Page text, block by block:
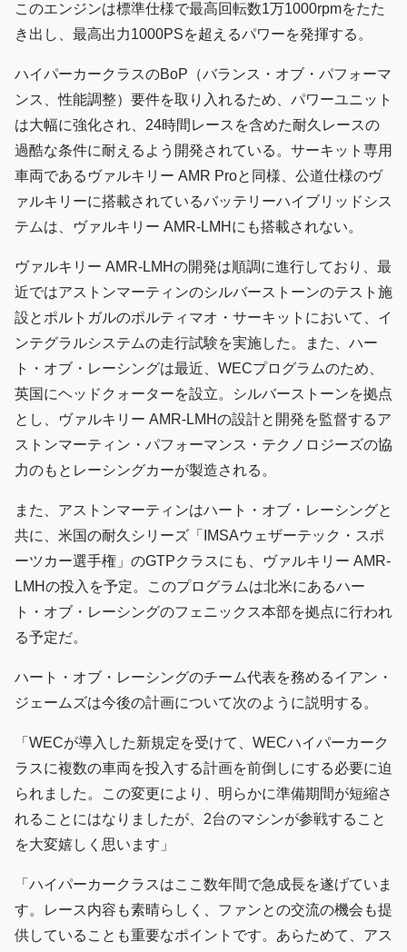
このエンジンは標準仕様で最高回転数1万1000rpmをたた
き出し、最高出力1000PSを超えるパワーを発揮する。
ハイパーカークラスのBoP（バランス・オブ・パフォーマ
ンス、性能調整）要件を取り入れるため、パワーユニット
は大幅に強化され、24時間レースを含めた耐久レースの
過酷な条件に耐えるよう開発されている。サーキット専用
車両であるヴァルキリー AMR Proと同様、公道仕様のヴ
ァルキリーに搭載されているバッテリーハイブリッドシス
テムは、ヴァルキリー AMR-LMHにも搭載されない。
ヴァルキリー AMR-LMHの開発は順調に進行しており、最
近ではアストンマーティンのシルバーストーンのテスト施
設とポルトガルのポルティマオ・サーキットにおいて、イ
ンテグラルシステムの走行試験を実施した。また、ハー
ト・オブ・レーシングは最近、WECプログラムのため、
英国にヘッドクォーターを設立。シルバーストーンを拠点
とし、ヴァルキリー AMR-LMHの設計と開発を監督するア
ストンマーティン・パフォーマンス・テクノロジーズの協
力のもとレーシングカーが製造される。
また、アストンマーティンはハート・オブ・レーシングと
共に、米国の耐久シリーズ「IMSAウェザーテック・スポ
ーツカー選手権」のGTPクラスにも、ヴァルキリー AMR-
LMHの投入を予定。このプログラムは北米にあるハー
ト・オブ・レーシングのフェニックス本部を拠点に行われ
る予定だ。
ハート・オブ・レーシングのチーム代表を務めるイアン・
ジェームズは今後の計画について次のように説明する。
「WECが導入した新規定を受けて、WECハイパーカーク
ラスに複数の車両を投入する計画を前倒しにする必要に迫
られました。この変更により、明らかに準備期間が短縮さ
れることにはなりましたが、2台のマシンが参戦すること
を大変嬉しく思います」
「ハイパーカークラスはここ数年間で急成長を遂げていま
す。レース内容も素晴らしく、ファンとの交流の機会も提
供していることも重要なポイントです。あらためて、アス